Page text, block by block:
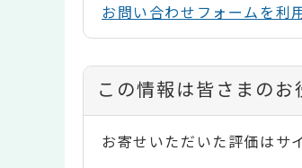
お問い合わせフォームを利
コ
ン
テ
この情報は皆さまのお
お寄せいただいた評価はサ